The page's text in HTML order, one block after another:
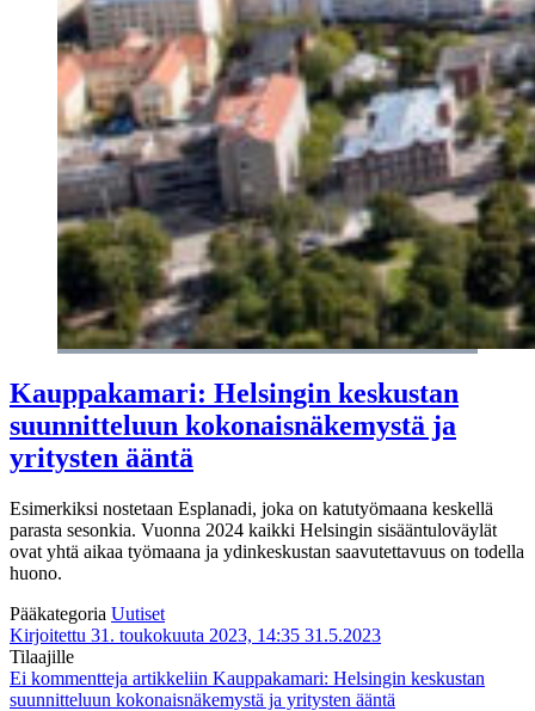
Kauppakamari: Helsingin keskustan
suunnitteluun kokonaisnäkemystä ja
yritysten ääntä
Esimerkiksi nostetaan Esplanadi, joka on katutyömaana keskellä
parasta sesonkia. Vuonna 2024 kaikki Helsingin sisääntuloväylät
ovat yhtä aikaa työmaana ja ydinkeskustan saavutettavuus on todella
huono.
Pääkategoria Uutiset
Kirjoitettu 31. toukokuuta 2023, 14:35 31.5.2023
Tilaajille
Ei kommentteja artikkeliin Kauppakamari: Helsingin keskustan
suunnitteluun kokonaisnäkemystä ja yritysten ääntä